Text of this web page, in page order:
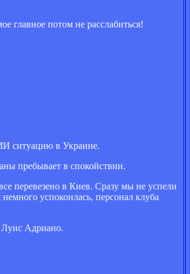
главное потом не расслабиться!
ситуацию в Украине.
пребывает в спокойствии.
перевезено в Киев. Сразу мы не успели
успокоилась, персонал клуба
Луис Адриано.